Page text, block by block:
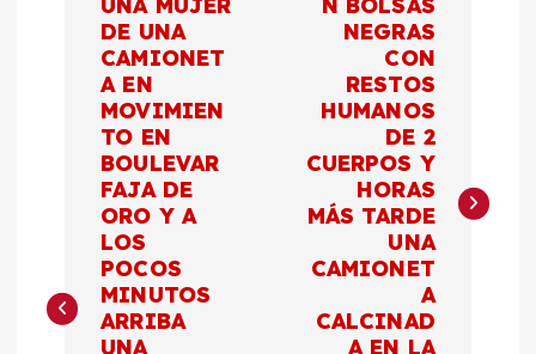
c
UNA MUJER
DE UNA
CAMIONET
A EN
MOVIMIEN
TO EN
BOULEVAR
FAJA DE
ORO Y A
LOS
POCOS
MINUTOS
ARRIBA
UNA
N BOLSAS
NEGRAS
CON
RESTOS
HUMANOS
DE 2
CUERPOS Y
HORAS
MÁS TARDE
UNA
CAMIONET
A
CALCINAD
A EN LA